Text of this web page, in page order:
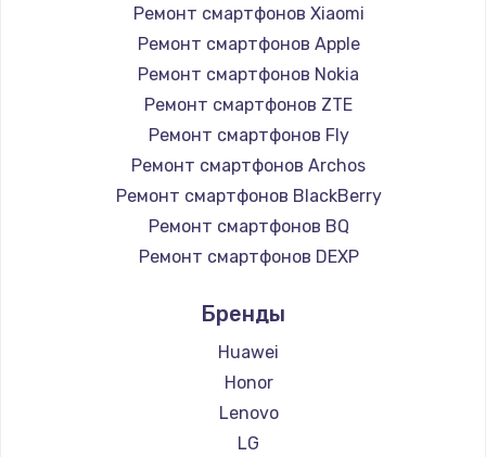
Настройка Wi-Fi
1030 руб.
Заказать
Замена шим-контроллера
3900 руб.
Заказать
Замена HDMI
600 руб.
Ремонт смартфонов Xiaomi
Ремонт смартфонов Apple
Ремонт смартфонов Nokia
Ремонт смартфонов ZTE
Ремонт смартфонов Fly
Ремонт смартфонов Archos
Ремонт смартфонов BlackBerry
Ремонт смартфонов BQ
Ремонт смартфонов DEXP
Ремонт смартфонов Ginzzu
Ремонт смартфонов Highscreen
Ремонт смартфонов Irbis
Ремонт смартфонов Kyocera
Ремонт смартфонов LeEco
Бренды
Huawei
Honor
Lenovo
LG